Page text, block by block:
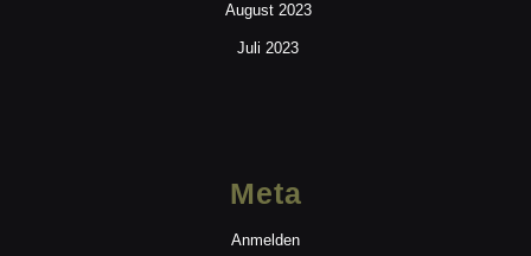
August 2023
Juli 2023
Meta
Anmelden